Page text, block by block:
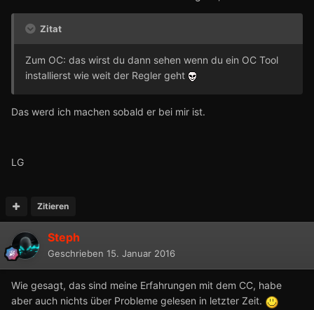
Zitat
Zum OC: das wirst du dann sehen wenn du ein OC Tool
installierst wie weit der Regler geht
Das werd ich machen sobald er bei mir ist.
LG
Zitieren
Steph
Geschrieben 15. Januar 2016
Wie gesagt, das sind meine Erfahrungen mit dem CC, habe
aber auch nichts über Probleme gelesen in letzter Zeit.